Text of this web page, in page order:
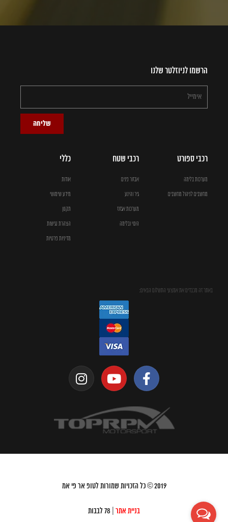
הרשמו לניוזלטר שלנו
שליחה
רכבי ספורט
מערכות בלימה
מחשבים לניהול מחשבים
רכבי שטח
אבזור פנים
גיר והינע
מערכות אגזוז
היגוי ובלימה
כללי
אודות
מידע שימושי
תקנון
הצהרת נגישות
מדיניות פרטיות
באתר זה מכבדים את אמצעי התשלום הבאים:
2019© כל הזכויות שמורות לטופ אר פי אמ
בניית אתר